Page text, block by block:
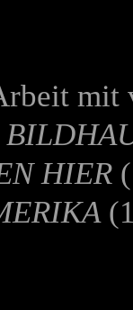
mit
HIER